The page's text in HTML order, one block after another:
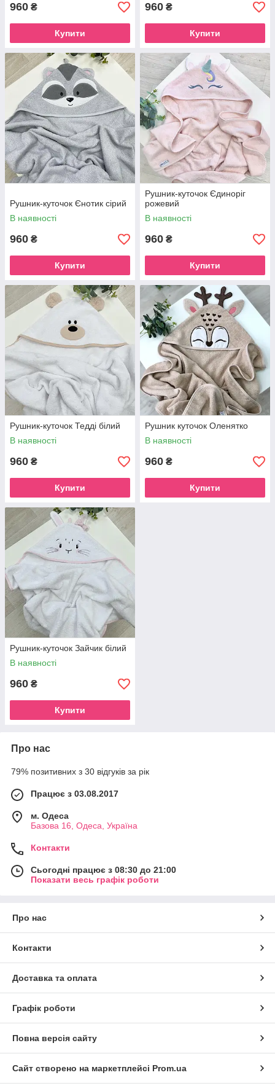
960 ₴
Купити
960 ₴
Купити
Рушник-куточок Єнотик сірий
В наявності
960 ₴
Купити
Рушник-куточок Єдиноріг
рожевий
В наявності
960 ₴
Купити
Рушник-куточок Тедді білий
В наявності
960 ₴
Купити
Рушник куточок Оленятко
В наявності
960 ₴
Купити
Рушник-куточок Зайчик білий
В наявності
960 ₴
Купити
Про нас
79% позитивних з 30 відгуків за рік
Працює з 03.08.2017
м. Одеса
Базова 16, Одеса, Україна
Контакти
Сьогодні працює з 08:30 до 21:00
Показати весь графік роботи
Про нас
Контакти
Доставка та оплата
Графік роботи
Повна версія сайту
Сайт створено на маркетплейсі Prom.ua